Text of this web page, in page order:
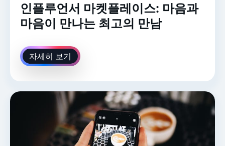
인플루언서 마켓플레이스: 마음과
마음이 만나는 최고의 만남
자세히 보기